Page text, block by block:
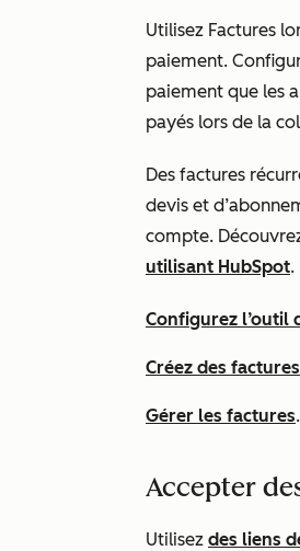
Utilisez Factures
paiement.
paiement que les
payés lors de la
Des factures
devis et
compte.
utilisant HubSpot.
Configurez l’outil
Créez des factures
Gérer les factures.
Accepter
Utilisez des liens